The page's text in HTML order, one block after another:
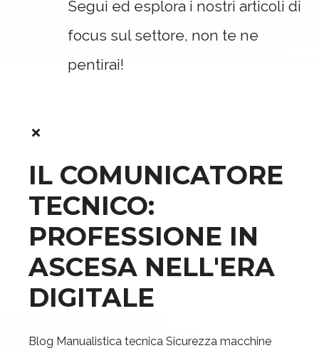
Segui ed esplora i nostri articoli di
focus sul settore, non te ne
pentirai!
IL COMUNICATORE
TECNICO:
PROFESSIONE IN
ASCESA NELL'ERA
DIGITALE
Blog Manualistica tecnica Sicurezza macchine